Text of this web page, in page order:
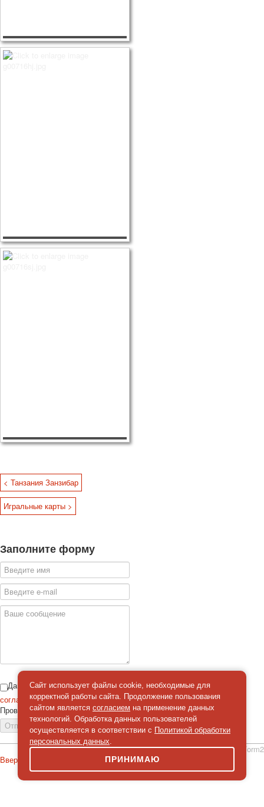
< Танзания Занзибар
Игральные карты >
Заполните форму
Даю
согласиена обработку персональных данных
Проверка*
Отправить сообщение
simpleForm2
Вверх
Сайт использует файлы cookie, необходимые для
корректной работы сайта. Продолжение пользования
сайтом является согласием на применение данных
технологий. Обработка данных пользователей
осуществляется в соответствии с Политикой обработки
персональных данных.
ПРИНИМАЮ